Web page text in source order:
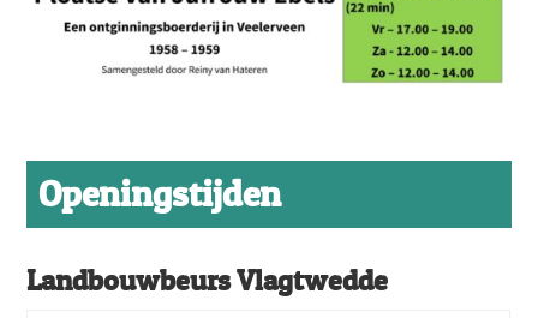
Openingstijden
Landbouwbeurs Vlagtwedde